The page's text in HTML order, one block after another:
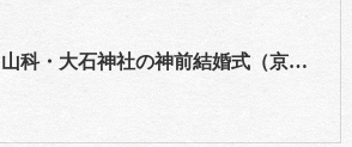
山科・大石神社の神前結婚式（京都市山科区）